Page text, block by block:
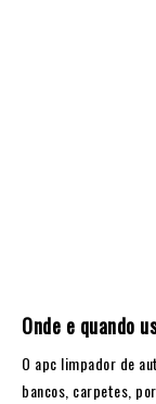
Onde e quando
O apc limpador de
bancos, carpetes,